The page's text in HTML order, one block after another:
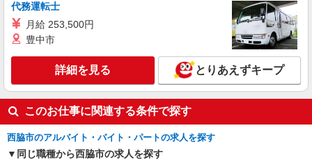
代務運転士
月給 253,500円
豊中市
詳細を見る とりあえずキープ
このお仕事に関連する条件で探す
西脇市のアルバイト・バイト・パートの求人を探す
同じ職種から西脇市の求人を探す